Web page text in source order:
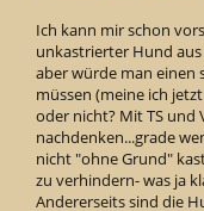
Ich kann mir schon
unkastrierter Hund
aber würde man einen
müssen (meine ich
oder nicht? Mit TS
nachdenken...grade
nicht "ohne Grund"
zu verhindern- was ja
Andererseits sind die